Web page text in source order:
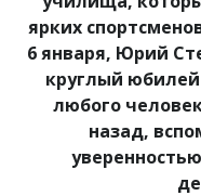
ярких
6 января, Юрий
круглый
любого
назад,